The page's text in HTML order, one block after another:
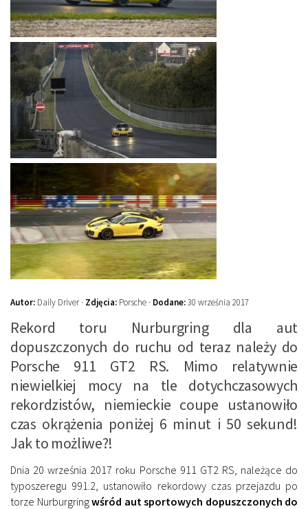
Autor: Daily Driver · Zdjęcia: Porsche · Dodane:30 września 2017
Rekord toru Nurburgring dla aut
dopuszczonych do ruchu od teraz należy do
Porsche 911 GT2 RS. Mimo relatywnie
niewielkiej mocy na tle dotychczasowych
rekordzistów, niemieckie coupe ustanowiło
czas okrążenia poniżej 6 minut i 50 sekund!
Jak to możliwe?!
Dnia 20 września 2017 roku Porsche 911 GT2 RS, należące do
typoszeregu 991.2, ustanowiło rekordowy czas przejazdu po
torze Nurburgringwśród aut sportowych dopuszczonych do